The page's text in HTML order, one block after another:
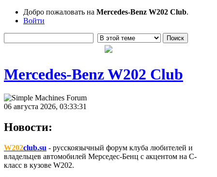
Добро пожаловать на Mercedes-Benz W202 Club.
Войти
Mercedes-Benz W202 Club
06 августа 2026, 03:33:31
Новости:
W202club.su - русскоязычный форум клуба любителей и
владельцев автомобилей Мерседес-Бенц с акцентом на C-
класс в кузове W202.